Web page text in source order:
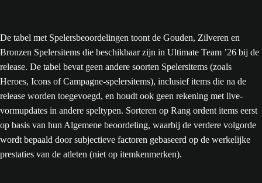
De tabel met Spelersbeoordelingen toont de Gouden, Zilveren en
Bronzen Spelersitems die beschikbaar zijn in Ultimate Team ’26 bij de
release. De tabel bevat geen andere soorten Spelersitems (zoals
Heroes, Icons of Campagne-spelersitems), inclusief items die na de
release worden toegevoegd, en houdt ook geen rekening met live-
vormupdates in andere speltypen. Sorteren op Rang ordent items eerst
op basis van hun Algemene beoordeling, waarbij de verdere volgorde
wordt bepaald door subjectieve factoren gebaseerd op de werkelijke
prestaties van de atleten (niet op itemkenmerken).